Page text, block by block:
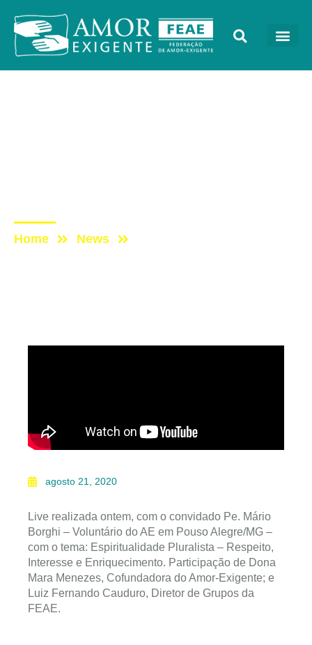
Home News
agosto 21, 2020
Live realizada ontem, com o convidado Pe. Mário
Borghi – Voluntário do AE em Pouso Alegre/MG –
com o tema: Espiritualidade Pluralista – Respeito,
Interesse e Enriquecimento. Participação de Dona
Mara Menezes, Cofundadora do Amor-Exigente; e
Luiz Fernando Cauduro, Diretor de Grupos da
FEAE.